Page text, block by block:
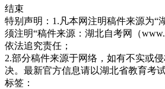
结束
特别声明：1.凡本网注明稿件来源为“
须注明“稿件来源：湖北自考网（
依法追究责任；
2.部分稿件来源于网络，如有不实或
决。最新官方信息请以湖北省教育考
标签：